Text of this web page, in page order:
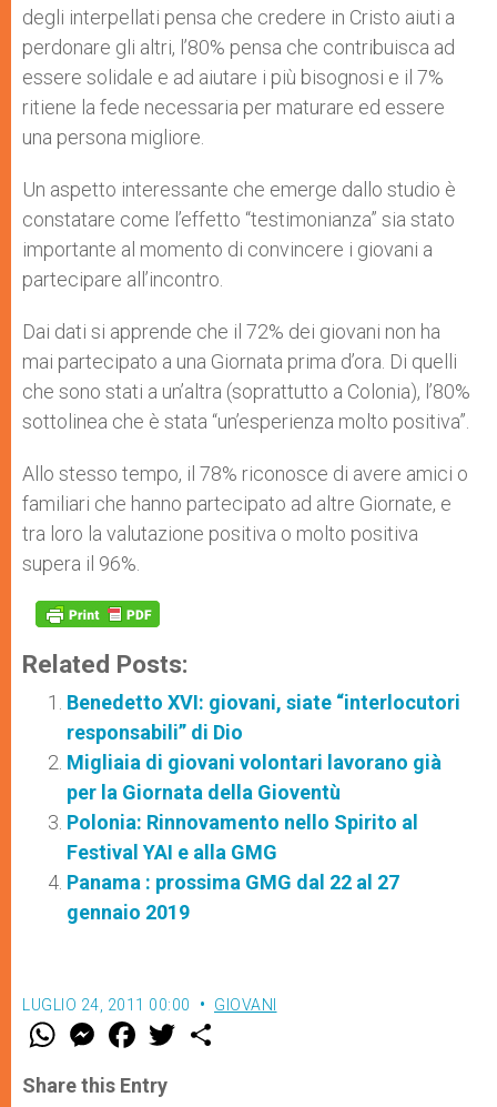
degli interpellati pensa che credere in Cristo aiuti a
perdonare gli altri, l’80% pensa che contribuisca ad
essere solidale e ad aiutare i più bisognosi e il 7%
ritiene la fede necessaria per maturare ed essere
una persona migliore.
Un aspetto interessante che emerge dallo studio è
constatare come l’effetto “testimonianza” sia stato
importante al momento di convincere i giovani a
partecipare all’incontro.
Dai dati si apprende che il 72% dei giovani non ha
mai partecipato a una Giornata prima d’ora. Di quelli
che sono stati a un’altra (soprattutto a Colonia), l’80%
sottolinea che è stata “un’esperienza molto positiva”.
Allo stesso tempo, il 78% riconosce di avere amici o
familiari che hanno partecipato ad altre Giornate, e
tra loro la valutazione positiva o molto positiva
supera il 96%.
Related Posts:
Benedetto XVI: giovani, siate “interlocutori
responsabili” di Dio
Migliaia di giovani volontari lavorano già
per la Giornata della Gioventù
Polonia: Rinnovamento nello Spirito al
Festival YAI e alla GMG
Panama : prossima GMG dal 22 al 27
gennaio 2019
LUGLIO 24, 2011 00:00 GIOVANI
W
t
s
M
e
s
e
F
a
e
b
w
Share this Entry